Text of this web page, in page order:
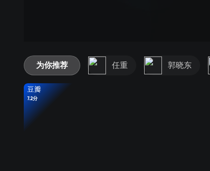
为你推荐 任重 郭晓东
豆瓣
7.2分